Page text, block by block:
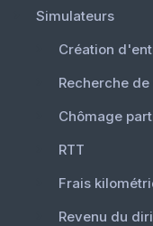
Simulateurs
Création
Recherche de
Chômage
RTT
Frais
Revenu du